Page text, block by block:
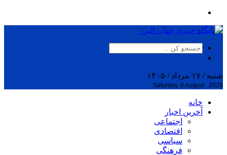
شنبه / ۱۷ مرداد / ۱۴۰۵
Saturday, 8 August , 2026
خانه
آخرین اخبار
اجتماعی
اقتصادی
سیاسی
فرهنگی